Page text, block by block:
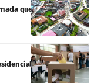
que impulsó el
de 2026